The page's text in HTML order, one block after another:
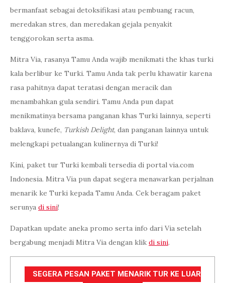
bermanfaat sebagai detoksifikasi atau pembuang racun,
meredakan stres, dan meredakan gejala penyakit
tenggorokan serta asma.
Mitra Via, rasanya Tamu Anda wajib menikmati the khas turki
kala berlibur ke Turki. Tamu Anda tak perlu khawatir karena
rasa pahitnya dapat teratasi dengan meracik dan
menambahkan gula sendiri. Tamu Anda pun dapat
menikmatinya bersama panganan khas Turki lainnya, seperti
baklava, kunefe, Turkish Delight, dan panganan lainnya untuk
melengkapi petualangan kulinernya di Turki!
Kini, paket tur Turki kembali tersedia di portal via.com
Indonesia. Mitra Via pun dapat segera menawarkan perjalnan
menarik ke Turki kepada Tamu Anda. Cek beragam paket
serunya di sini!
Dapatkan update aneka promo serta info dari Via setelah
bergabung menjadi Mitra Via dengan klik di sini.
SEGERA PESAN PAKET MENARIK TUR KE LUAR